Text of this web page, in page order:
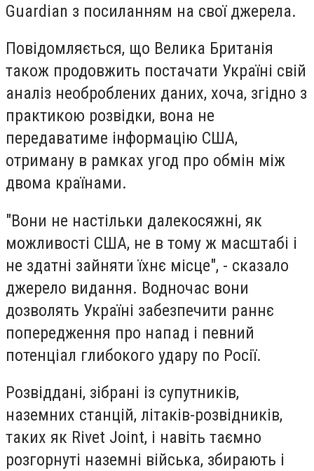
Guardian з посиланням на свої джерела.
Повідомляється, що Велика Британія
також продовжить постачати Україні свій
аналіз необроблених даних, хоча, згідно з
практикою розвідки, вона не
передаватиме інформацію США,
отриману в рамках угод про обмін між
двома країнами.
"Вони не настільки далекосяжні, як
можливості США, не в тому ж масштабі і
не здатні зайняти їхнє місце", - сказало
джерело видання. Водночас вони
дозволять Україні забезпечити раннє
попередження про напад і певний
потенціал глибокого удару по Росії.
Розвіддані, зібрані із супутників,
наземних станцій, літаків-розвідників,
таких як Rivet Joint, і навіть таємно
розгорнуті наземні війська, збирають і